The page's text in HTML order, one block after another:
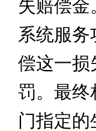
失赔偿金
系统服务
偿这一损
罚。最终
门指定